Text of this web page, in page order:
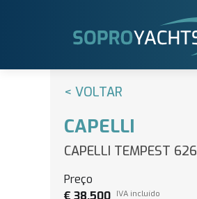
< VOLTAR
CAPELLI
CAPELLI TEMPEST 626
Preço
€ 38,500 IVA incluído